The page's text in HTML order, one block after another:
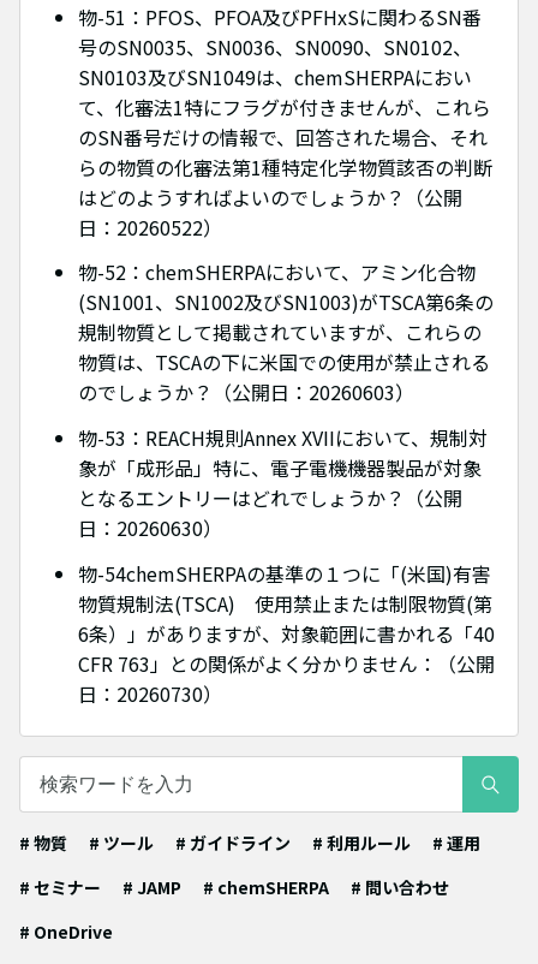
物-51：PFOS、PFOA及びPFHxSに関わるSN番
号のSN0035、SN0036、SN0090、SN0102、
SN0103及びSN1049は、chemSHERPAにおい
て、化審法1特にフラグが付きませんが、これら
のSN番号だけの情報で、回答された場合、それ
らの物質の化審法第1種特定化学物質該否の判断
はどのようすればよいのでしょうか？（公開
日：20260522）
物-52：chemSHERPAにおいて、アミン化合物
(SN1001、SN1002及びSN1003)がTSCA第6条の
規制物質として掲載されていますが、これらの
物質は、TSCAの下に米国での使用が禁止される
のでしょうか？（公開日：20260603）
物-53：REACH規則Annex XVIIにおいて、規制対
象が「成形品」特に、電子電機機器製品が対象
となるエントリーはどれでしょうか？（公開
日：20260630）
物-54chemSHERPAの基準の１つに「(米国)有害
物質規制法(TSCA) 使用禁止または制限物質(第
6条）」がありますが、対象範囲に書かれる「40
CFR 763」との関係がよく分かりません：（公開
日：20260730）
# 物質 # ツール # ガイドライン # 利用ルール
# 運用
# セミナー
# JAMP # chemSHERPA
# 問い合わせ
# OneDrive